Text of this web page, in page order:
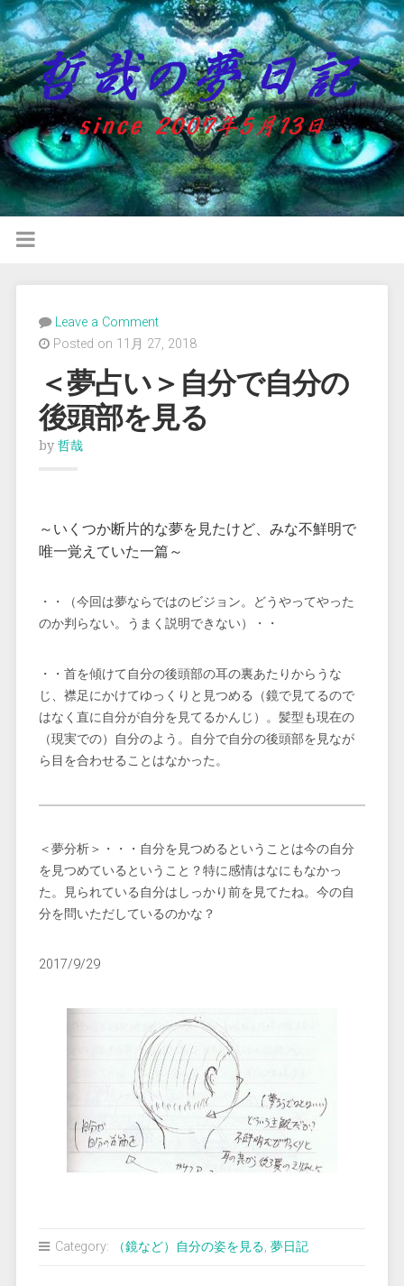
Leave a Comment
Posted on 11月 27, 2018
＜夢占い＞自分で自分の
後頭部を見る
by 哲哉
～いくつか断片的な夢を見たけど、みな不鮮明で
唯一覚えていた一篇～
・・（今回は夢ならではのビジョン。どうやってやった
のか判らない。うまく説明できない）・・
・・首を傾けて自分の後頭部の耳の裏あたりからうな
じ、襟足にかけてゆっくりと見つめる（鏡で見てるので
はなく直に自分が自分を見てるかんじ）。髪型も現在の
（現実での）自分のよう。自分で自分の後頭部を見なが
ら目を合わせることはなかった。
＜夢分析＞・・・自分を見つめるということは今の自分
を見つめているということ？特に感情はなにもなかっ
た。見られている自分はしっかり前を見てたね。今の自
分を問いただしているのかな？
2017/9/29
Category: （鏡など）自分の姿を見る, 夢日記